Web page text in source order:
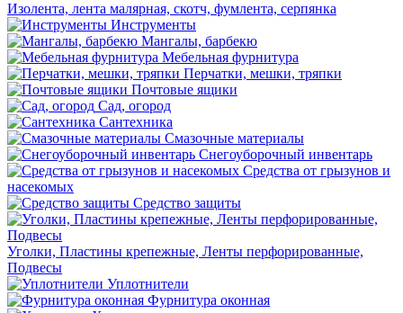
Изолента, лента малярная, скотч, фумлента, серпянка
Инструменты
Мангалы, барбекю
Мебельная фурнитура
Перчатки, мешки, тряпки
Почтовые ящики
Сад, огород
Сантехника
Смазочные материалы
Снегоуборочный инвентарь
Средства от грызунов и
насекомых
Средство защиты
Уголки, Пластины крепежные, Ленты перфорированные,
Подвесы
Уплотнители
Фурнитура оконная